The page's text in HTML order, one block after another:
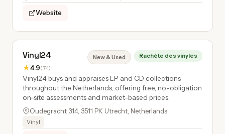
Website
Vinyl24
★4.9(74)
New & Used Rachète des vinyles
Vinyl24 buys and appraises LP and CD collections
throughout the Netherlands, offering free, no-obligation
on-site assessments and market-based prices.
Oudegracht 314, 3511 PK Utrecht, Netherlands
Vinyl